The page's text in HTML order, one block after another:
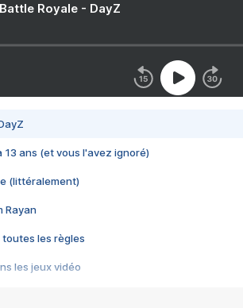
Royale - DayZ
13 ans (et vous l'avez ignoré)
(littéralement)
Rayan
toutes les règles
les jeux vidéo